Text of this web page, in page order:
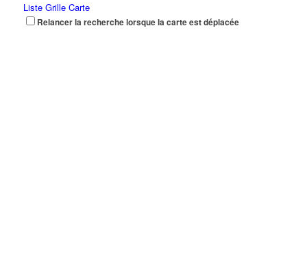
Liste Grille Carte
Relancer la recherche lorsque la carte est déplacée